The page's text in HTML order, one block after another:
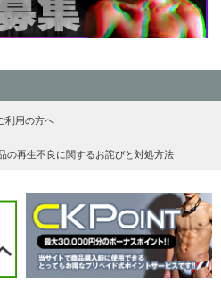
利用の方へ
の再生不良に関するお詫びと対処方法